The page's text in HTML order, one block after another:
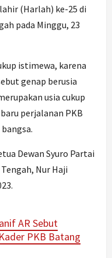
(Harlah) ke-25 di
pada Minggu, 23
istimewa, karena
genap berusia
usia cukup
perjalanan PKB
Dewan Syuro Partai
Nur Haji
AR Sebut
PKB Batang